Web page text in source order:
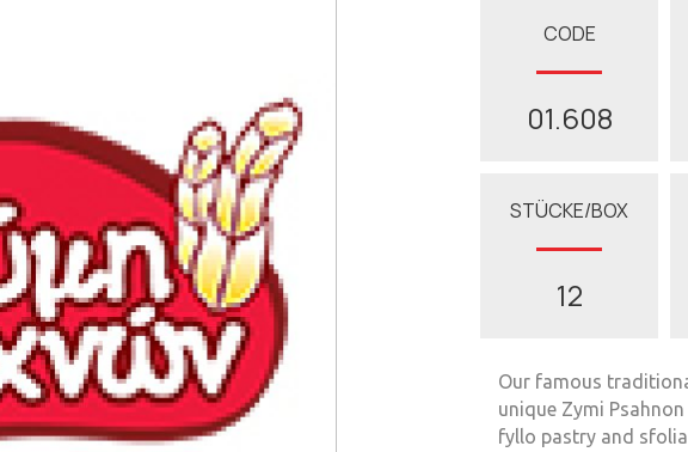
CODE
01.608
STÜCKE/BOX
12
Our famous
unique Zymi
fyllo pastry and